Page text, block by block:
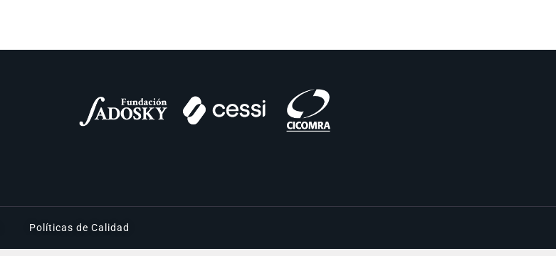
Políticas de Calidad